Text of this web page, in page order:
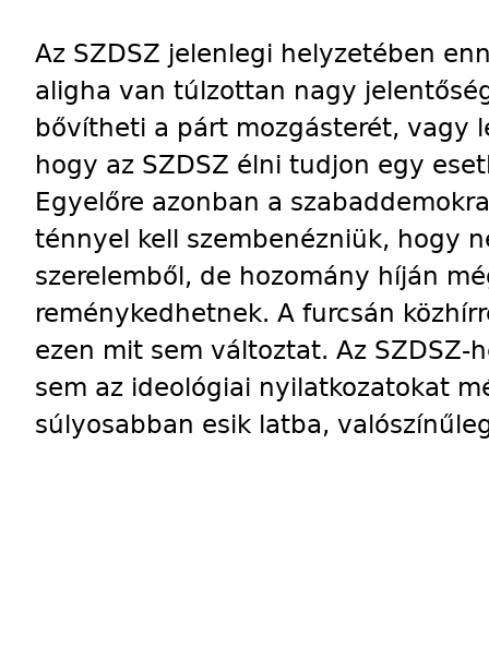
Az SZDSZ jelenlegi helyzetében
aligha van túlzottan nagy
bővítheti a párt mozgásterét, vagy
hogy az SZDSZ élni tudjon egy
Egyelőre azonban a
ténnyel kell szembenézniük, hogy
szerelemből, de hozomány híján
reménykedhetnek. A furcsán
ezen mit sem változtat. Az SZDSZ-
sem az ideológiai nyilatkozatokat
súlyosabban esik latba,